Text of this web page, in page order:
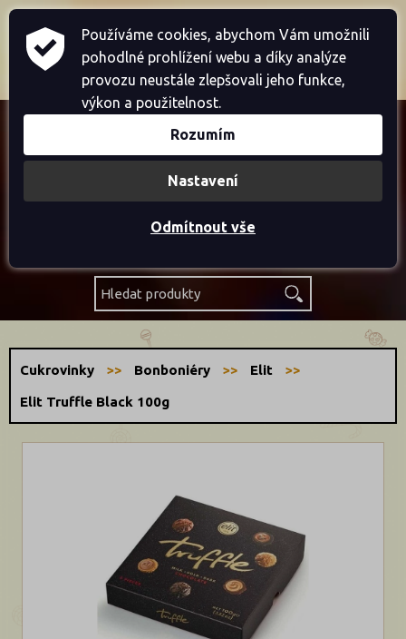
Home Přihlásit se Registrace
Košík je prázdný
Cukrovinky Bonboniéry Elit
Elit Truffle Black 100g
Používáme cookies, abychom Vám umožnili
pohodlné prohlížení webu a díky analýze
provozu neustále zlepšovali jeho funkce,
výkon a použitelnost.
Rozumím
Nastavení
Odmítnout vše